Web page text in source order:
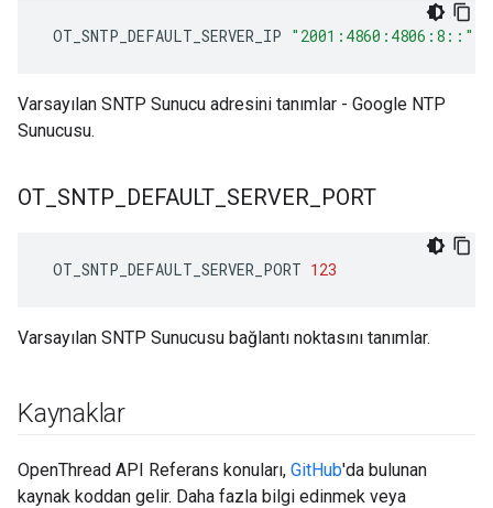
OT_SNTP_DEFAULT_SERVER_IP "2001:4860:4806:8::"
Varsayılan SNTP Sunucu adresini tanımlar - Google NTP
Sunucusu.
OT SNTP DEFAULT SERVER PORT
OT_SNTP_DEFAULT_SERVER_PORT 123
Varsayılan SNTP Sunucusu bağlantı noktasını tanımlar.
Kaynaklar
OpenThread API Referans konuları, GitHub'da bulunan
kaynak koddan gelir. Daha fazla bilgi edinmek veya